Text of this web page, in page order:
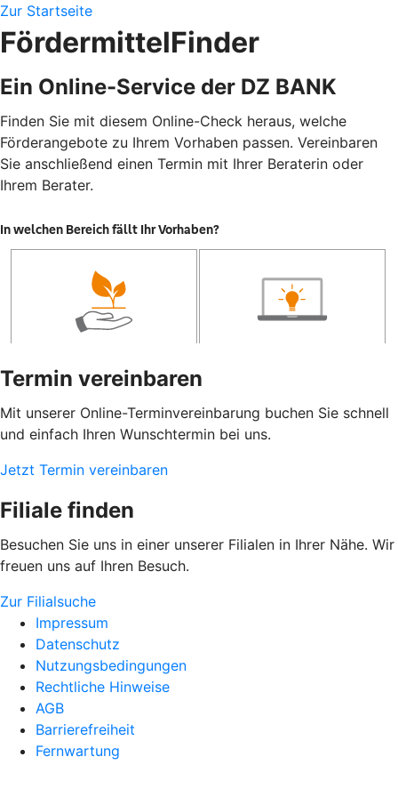
Zur Startseite
FördermittelFinder
Ein Online-Service der DZ BANK
Finden Sie mit diesem Online-Check heraus, welche
Förderangebote zu Ihrem Vorhaben passen. Vereinbaren
Sie anschließend einen Termin mit Ihrer Beraterin oder
Ihrem Berater.
Termin vereinbaren
Mit unserer Online-Terminvereinbarung buchen Sie schnell
und einfach Ihren Wunschtermin bei uns.
Jetzt Termin vereinbaren
Filiale finden
Besuchen Sie uns in einer unserer Filialen in Ihrer Nähe. Wir
freuen uns auf Ihren Besuch.
Zur Filialsuche
Impressum
Datenschutz
Nutzungsbedingungen
Rechtliche Hinweise
AGB
Barrierefreiheit
Fernwartung